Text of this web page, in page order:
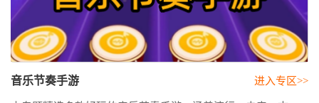
音乐节奏手游 进入专区>>